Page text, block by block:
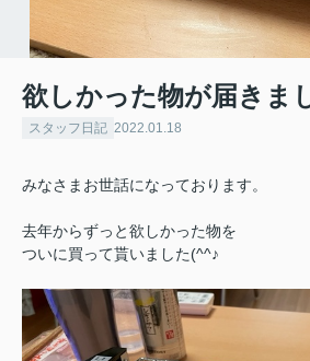
欲しかった物が届きま
スタッフ日記 2022.01.18
みなさまお世話になっております。
去年からずっと欲しかった物を
ついに買って貰いました(^^♪